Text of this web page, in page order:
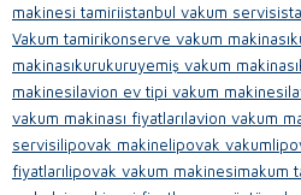
makinesi tamiriistanbul vakum servis
Vakum tamirikonserve vakum makinası
makinasıkurukuruyemiş vakum makinası
makinesilavion ev tipi vakum makinesi
vakum makinası fiyatlarılavion vakum
servisilipovak makinelipovak vakum
fiyatlarılipovak vakum makinesimakum